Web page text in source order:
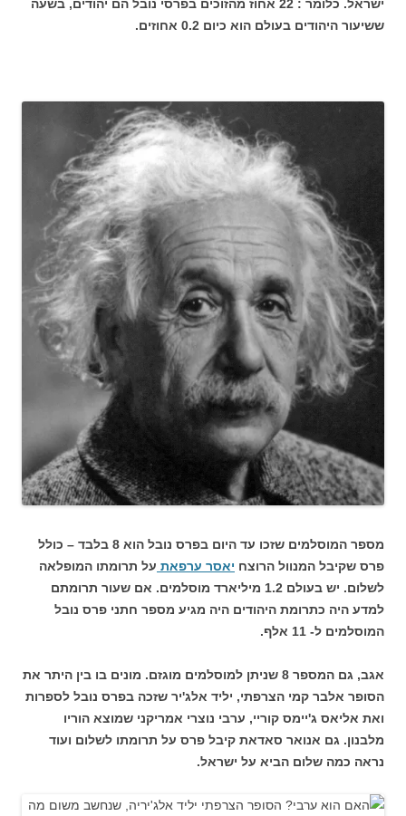
ישראל. כלומר : 22 אחוז מהזוכים בפרסי נובל הם יהודים, בשעה
ששיעור היהודים בעולם הוא כיום 0.2 אחוזים.
מספר המוסלמים שזכו עד היום בפרס נובל הוא 8 בלבד – כולל
פרס שקיבל המנוול הרוצח יאסר ערפאת על תרומתו המופלאה
לשלום. יש בעולם 1.2 מיליארד מוסלמים. אם שעור תרומתם
למדע היה כתרומת היהודים היה מגיע מספר חתני פרס נובל
המוסלמים ל- 11 אלף.
אגב, גם המספר 8 שניתן למוסלמים מוגזם. מונים בו בין היתר את
הסופר אלבר קמי הצרפתי, יליד אלג'יר שזכה בפרס נובל לספרות
ואת אליאס ג'יימס קוריי, ערבי נוצרי אמריקני שמוצא הוריו
מלבנון. גם אנואר סאדאת קיבל פרס על תרומתו לשלום ועוד
נראה כמה שלום הביא על ישראל.